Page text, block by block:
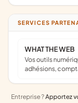
SERVICES
WHAT THE WEB
Vos outils numériques au service de votre mission : site web,
adhésions,
Entreprise ?Apportez